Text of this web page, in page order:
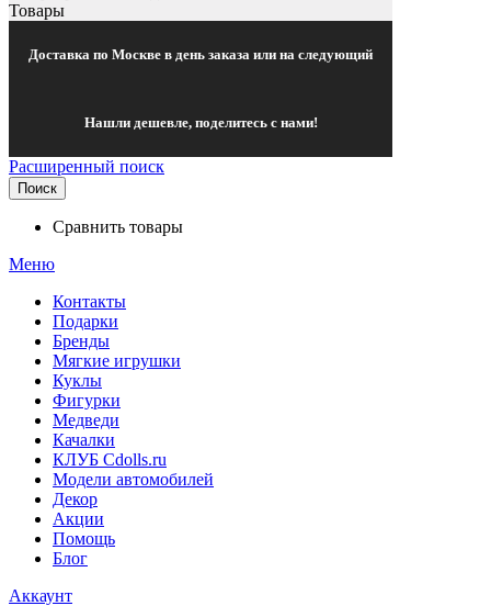
Товары
Доставка по Москве в день заказа или на следующий
Нашли дешевле, поделитесь с нами!
Расширенный поиск
Поиск
Сравнить товары
Меню
Контакты
Подарки
Бренды
Мягкие игрушки
Куклы
Фигурки
Медведи
Качалки
КЛУБ Cdolls.ru
Модели автомобилей
Декор
Акции
Помощь
Блог
Аккаунт